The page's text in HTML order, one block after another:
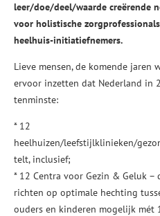
leer/doe/deel/waarde creërende
voor holistische
heelhuis-initiatiefnemers.
Lieve mensen, de komende jaren
ervoor inzetten dat Nederland in
tenminste:
* 12
heelhuizen/leefstijlklinieken/
telt, inclusief;
* 12 Centra voor Gezin & Geluk –
richten op optimale hechting
ouders en kinderen mogelijk mét